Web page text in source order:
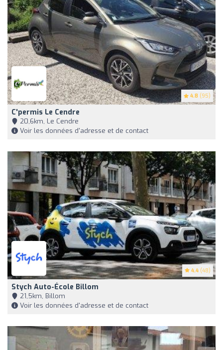
4.8 (95)
C'permis Le Cendre
20,6km, Le Cendre
Voir les données d'adresse et de contact
4.4 (48)
Stych Auto-École Billom
21,5km, Billom
Voir les données d'adresse et de contact